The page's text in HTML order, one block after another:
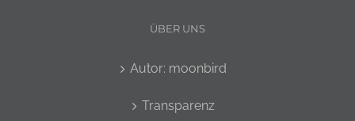
ÜBER UNS
Autor: moonbird
Transparenz